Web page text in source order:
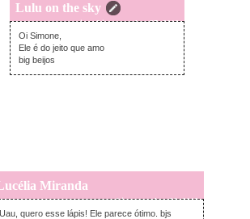
Lulu on the sky
quinta-feira, setembro 27, 2018
Oi Simone,
Ele é do jeito que amo
big beijos
Miranda
quarta-feira, setembro 26, 2018
Uau, quero esse lápis! Ele parece ótimo. bjs